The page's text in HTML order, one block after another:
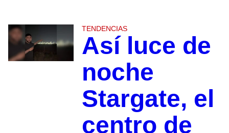
TENDENCIAS
Así luce de
noche
Stargate, el
centro de